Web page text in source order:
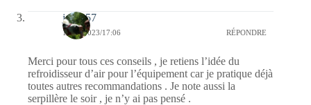
jazzy57
13/07/2023/17:06 RÉPONDRE
Merci pour tous ces conseils , je retiens l’idée du
refroidisseur d’air pour l’équipement car je pratique déjà
toutes autres recommandations . Je note aussi la
serpillère le soir , je n’y ai pas pensé .